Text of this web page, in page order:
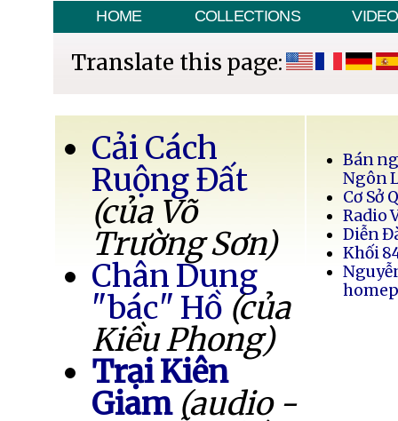
HOME COLLECTIONS VIDEO
Translate this page:
Cải Cách
Ruộng Đất
(của Võ
Trường Sơn)
Chân Dung
"bác" Hồ (của
Kiều Phong)
Trại Kiên
Giam (audio -
Bán
Ngôn
Cơ Sở
Radio
Diễn
Khối